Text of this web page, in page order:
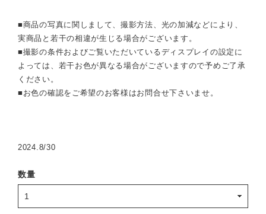
■商品の写真に関しまして、撮影方法、光の加減などにより、
実商品と若干の相違が生じる場合がございます。
■撮影の条件およびご覧いただいているディスプレイの設定に
よっては、若干お色が異なる場合がございますので予めご了承
ください。
■お色の確認をご希望のお客様はお問合せ下さいませ。
2024.8/30
数量